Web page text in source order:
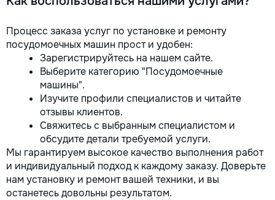
Процесс заказа услуг по установке и ремонту
посудомоечных машин прост и удобен:
Зарегистрируйтесь на нашем сайте.
Выберите категорию "Посудомоечные
машины".
Изучите профили специалистов и читайте
отзывы клиентов.
Свяжитесь с выбранным специалистом и
обсудите детали требуемой услуги.
Мы гарантируем высокое качество выполнения работ
и индивидуальный подход к каждому заказу. Доверьте
нам установку и ремонт вашей техники, и вы
останетесь довольны результатом.